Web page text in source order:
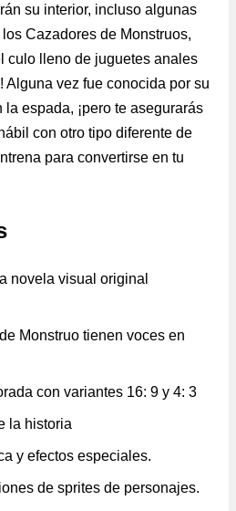
su interior, incluso algunas
Cazadores de Monstruos,
culo lleno de juguetes anales
Alguna vez fue conocida por su
espada, ¡pero te asegurarás
con otro tipo diferente de
para convertirse en tu
novela visual original
Monstruo tienen voces en
con variantes 16: 9 y 4: 3
la historia
y efectos especiales.
de sprites de personajes.